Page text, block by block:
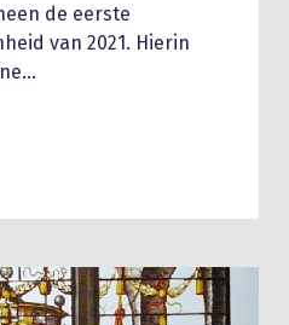
de eerste
van 2021. Hierin